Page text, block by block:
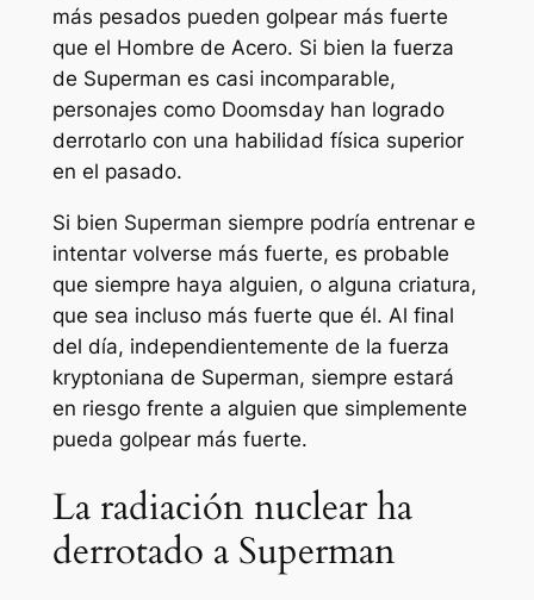
más pesados ​​pueden golpear más fuerte
que el Hombre de Acero. Si bien la fuerza
de Superman es casi incomparable,
personajes como Doomsday han logrado
derrotarlo con una habilidad física superior
en el pasado.
Si bien Superman siempre podría entrenar e
intentar volverse más fuerte, es probable
que siempre haya alguien, o alguna criatura,
que sea incluso más fuerte que él. Al final
del día, independientemente de la fuerza
kryptoniana de Superman, siempre estará
en riesgo frente a alguien que simplemente
pueda golpear más fuerte.
La radiación nuclear ha
derrotado a Superman